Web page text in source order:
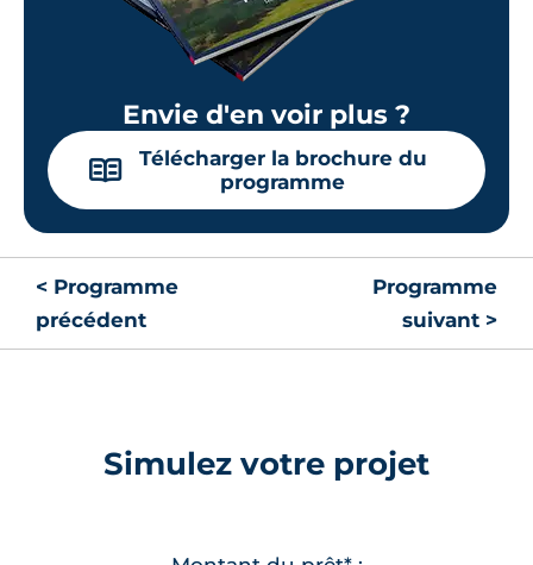
Envie d'en voir plus ?
📖
Télécharger la brochure du
programme
< Programme
précédent
Programme
suivant >
Simulez votre projet